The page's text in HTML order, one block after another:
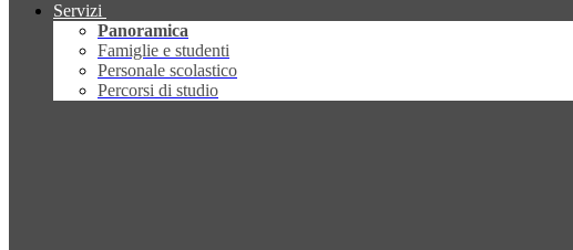
Servizi
Panoramica
Famiglie e studenti
Personale scolastico
Percorsi di studio